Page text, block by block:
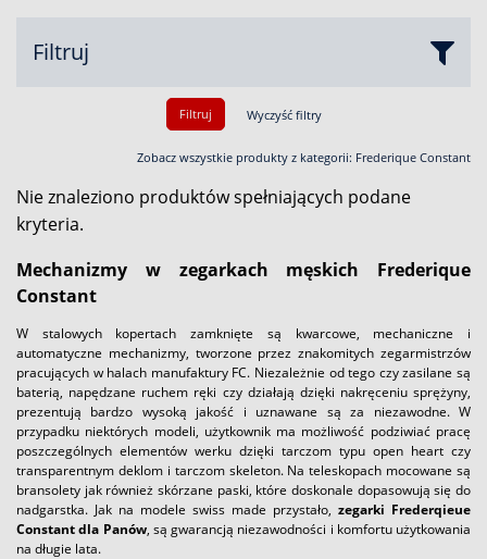
Filtruj
Filtruj Wyczyść filtry
Zobacz wszystkie produkty z kategorii: Frederique Constant
Nie znaleziono produktów spełniających podane
kryteria.
Mechanizmy w zegarkach męskich Frederique
Constant
W stalowych kopertach zamknięte są kwarcowe, mechaniczne i
automatyczne mechanizmy, tworzone przez znakomitych zegarmistrzów
pracujących w halach manufaktury FC. Niezależnie od tego czy zasilane są
baterią, napędzane ruchem ręki czy działają dzięki nakręceniu sprężyny,
prezentują bardzo wysoką jakość i uznawane są za niezawodne. W
przypadku niektórych modeli, użytkownik ma możliwość podziwiać pracę
poszczególnych elementów werku dzięki tarczom typu open heart czy
transparentnym deklom i tarczom skeleton. Na teleskopach mocowane są
bransolety jak również skórzane paski, które doskonale dopasowują się do
nadgarstka. Jak na modele swiss made przystało, zegarki Frederqieue
Constant dla Panów, są gwarancją niezawodności i komfortu użytkowania
na długie lata.